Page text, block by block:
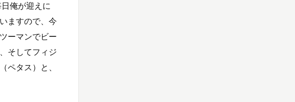
俺が迎えに
ますので、今
ーマンでビー
そしてフィジ
ペタス）と、